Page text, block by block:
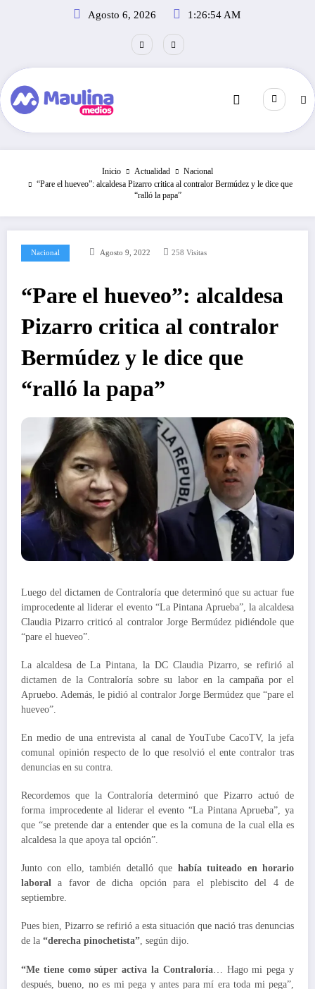
Agosto 6, 2026 1:26:55 AM
Inicio Actualidad
Nacional
“Pare el hueveo”: alcaldesa Pizarro critica al contralor Bermúdez y le dice que
“ralló la papa”
Nacional Agosto 9, 2022 258 Visitas
“Pare el hueveo”: alcaldesa
Pizarro critica al contralor
Bermúdez y le dice que
“ralló la papa”
Luego del dictamen de Contraloría que determinó que su actuar fue
improcedente al liderar el evento “La Pintana Aprueba”, la alcaldesa
Claudia Pizarro criticó al contralor Jorge Bermúdez pidiéndole que
“pare el hueveo”.
La alcaldesa de La Pintana, la DC Claudia Pizarro, se refirió al
dictamen de la Contraloría sobre su labor en la campaña por el
Apruebo. Además, le pidió al contralor Jorge Bermúdez que “pare el
hueveo”.
En medio de una entrevista al canal de YouTube CacoTV, la jefa
comunal opinión respecto de lo que resolvió el ente contralor tras
denuncias en su contra.
Recordemos que la Contraloría determinó que Pizarro actuó de
forma improcedente al liderar el evento “La Pintana Aprueba”, ya
que “se pretende dar a entender que es la comuna de la cual ella es
alcaldesa la que apoya tal opción”.
Junto con ello, también detalló que había tuiteado en horario
laboral a favor de dicha opción para el plebiscito del 4 de
septiembre.
Pues bien, Pizarro se refirió a esta situación que nació tras denuncias
de la “derecha pinochetista”, según dijo.
“Me tiene como súper activa la Contraloría… Hago mi pega y
después, bueno, no es mi pega y antes para mí era toda mi pega”,